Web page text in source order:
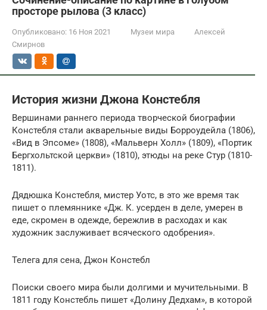
просторе рылова (3 класс)
Опубликовано: 16 Ноя 2021 Музеи мира
Алексей
Смирнов
История жизни Джона Констебля
Вершинами раннего периода творческой биографии
Констебля стали акварельные виды Борроудейла (1806),
«Вид в Эпсоме» (1808), «Мальверн Холл» (1809), «Портик
Бергхольтской церкви» (1810), этюды на реке Стур (1810-
1811).
Дядюшка Констебля, мистер Уотс, в это же время так
пишет о племяннике «Дж. К. усерден в деле, умерен в
еде, скромен в одежде, бережлив в расходах и как
художник заслуживает всяческого одобрения».
Телега для сена, Джон Констебл
Поиски своего мира были долгими и мучительными. В
1811 году Констебль пишет «Долину Дедхам», в которой